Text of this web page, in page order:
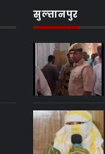
सुल्तानपुर